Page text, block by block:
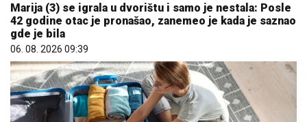
Marija (3) se igrala u dvorištu i samo je nestala: Posle
42 godine otac je pronašao, zanemeo je kada je saznao
gde je bila
06. 08. 2026 09:39